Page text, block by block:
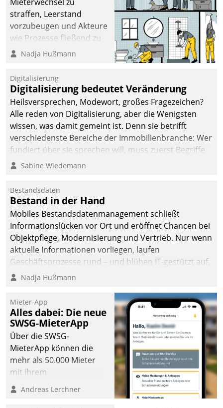
straffen, Leerstand
vorzubeugen und Akteure
wie Prozesse fließend zu
vernetzen, nutzt die
Jahresbeginn eine
Überblick, Einsicht und
Eingriff bietende Lösung.
Zur Entwicklung setzte
man auf
Cloudtechnologie,
bewährte und Startup-
agile Projektmethoden.
Nadja Hußmann
Digitalisierung
Digitalisierung bedeutet Veränderung
Heilsversprechen, Modewort, großes Fragezeichen?
Alle reden von Digitalisierung, aber die Wenigsten
wissen, was damit gemeint ist. Denn sie betrifft
verschiedenste Bereiche der Immobilienbranche: Wer
fundiert über sie sprechen will, muss zuerst Begriffe
klären. Ein Aspekt ist die betriebliche Optimierung:
Einsparungen durch optimierte und automatisierte
Prozesse. Doch man darf nicht zu viel erwarten: Allein
mit der Einführung einer neuen Software ist es nicht
getan. Die Digitalisierung erfordert von Unternehmen
die Bereitschaft, sich zu überprüfen, zu hinterfragen
und zu verändern.
Sabine Wiedemann
Bestandsdaten
Bestand in der Hand
Mobiles Bestandsdatenmanagement schließt
Informationslücken vor Ort und eröffnet Chancen bei
Objektpflege, Modernisierung und Vertrieb. Nur wenn
aktuelle Informationen vorliegen, laufen
Geschäftsprozesse rund – und blühen IT-gestützt auf.
Nadja Hußmann
Mieter-App
Alles dabei: Die neue
SWSG-MieterApp
Über die SWSG-
MieterApp können die
mehr als 50.000 Mieter
mit ihrem
Wohnungsunternehmen
kommunizieren, auf dem
Andreas Lerchner